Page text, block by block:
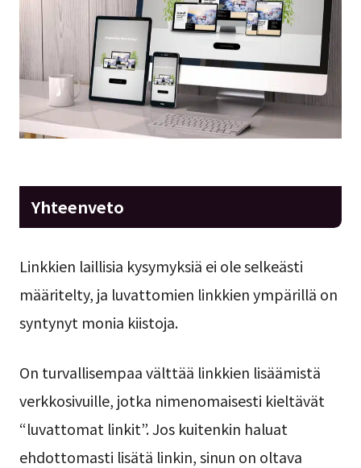
Yhteenveto
Linkkien laillisia kysymyksiä ei ole selkeästi
määritelty, ja luvattomien linkkien ympärillä on
syntynyt monia kiistoja.
On turvallisempaa välttää linkkien lisäämistä
verkkosivuille, jotka nimenomaisesti kieltävät
“luvattomat linkit”. Jos kuitenkin haluat
ehdottomasti lisätä linkin, sinun on oltava